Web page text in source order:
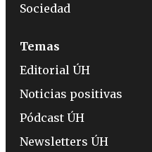
Sociedad
Temas
Editorial ÚH
Noticias positivas
Pódcast ÚH
Newsletters ÚH